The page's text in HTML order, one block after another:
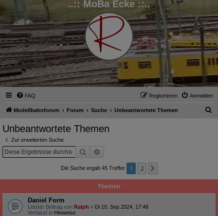
..:: MoBa Ecke ::..
FAQ Anmelden
Registrieren
Modellbahnforum Forum Suche Unbeantwortete Themen
Unbeantwortete Themen
Zur erweiterten Suche
Suche
Die Suche ergab 45 Treffer 1 2
Themen
Daniel Form
Letzter Beitrag von Ralph « Di 10. Sep 2024, 17:48
Verfasst in Hinweise